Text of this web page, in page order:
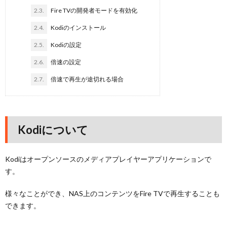
2.3. Fire TVの開発者モードを有効化
2.4. Kodiのインストール
2.5. Kodiの設定
2.6. 倍速の設定
2.7. 倍速で再生が途切れる場合
Kodiについて
Kodiはオープンソースのメディアプレイヤーアプリケーションで
す。
様々なことができ、NAS上のコンテンツをFire TVで再生することも
できます。